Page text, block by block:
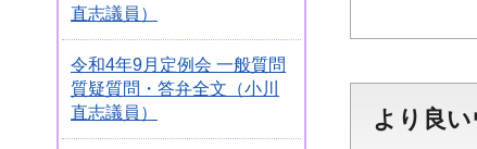
直志議員）
令和4年9月定例会 一般質問
質疑質問・答弁全文（小川
直志議員）
より良